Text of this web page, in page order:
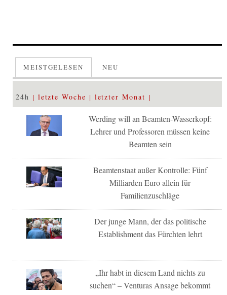
MEISTGELESEN NEU
24h letzte Woche letzter Monat
Werding will an Beamten-Wasserkopf:
Lehrer und Professoren müssen keine
Beamten sein
Beamtenstaat außer Kontrolle: Fünf
Milliarden Euro allein für
Familienzuschläge
Der junge Mann, der das politische
Establishment das Fürchten lehrt
„Ihr habt in diesem Land nichts zu
suchen“ – Venturas Ansage bekommt